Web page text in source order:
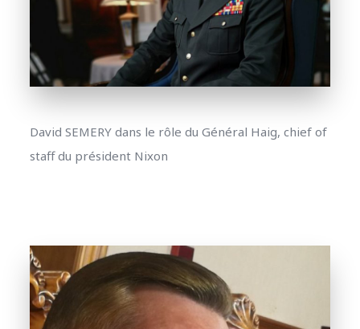
David SEMERY dans le rôle du Général Haig, chief of
staff du président Nixon